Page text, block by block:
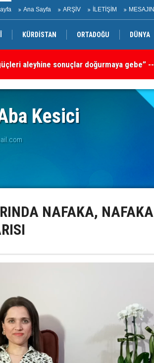
Ana Sayfa ARŞİV İLETİŞİM
KÜRDİSTAN ORTADOĞU DÜNYA
aleyhine sonuçlar doğurmaya gebe” --
Kesici
NAFAKA,